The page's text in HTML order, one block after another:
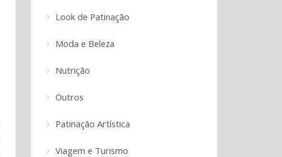
Look de Patinação
Moda e Beleza
Nutrição
Outros
Patinação Artística
Viagem e Turismo